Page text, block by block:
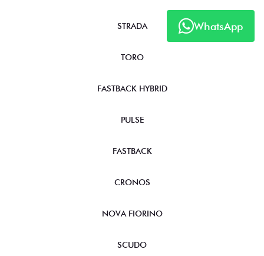
WhatsApp
STRADA
TORO
FASTBACK HYBRID
PULSE
FASTBACK
CRONOS
NOVA FIORINO
SCUDO